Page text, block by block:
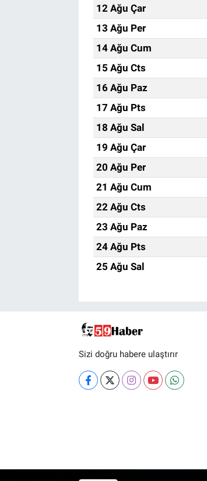
12 Ağu Çar
13 Ağu Per
14 Ağu Cum
15 Ağu Cts
16 Ağu Paz
17 Ağu Pts
18 Ağu Sal
19 Ağu Çar
20 Ağu Per
21 Ağu Cum
22 Ağu Cts
23 Ağu Paz
24 Ağu Pts
25 Ağu Sal
Sizi doğru habere ulaştırır